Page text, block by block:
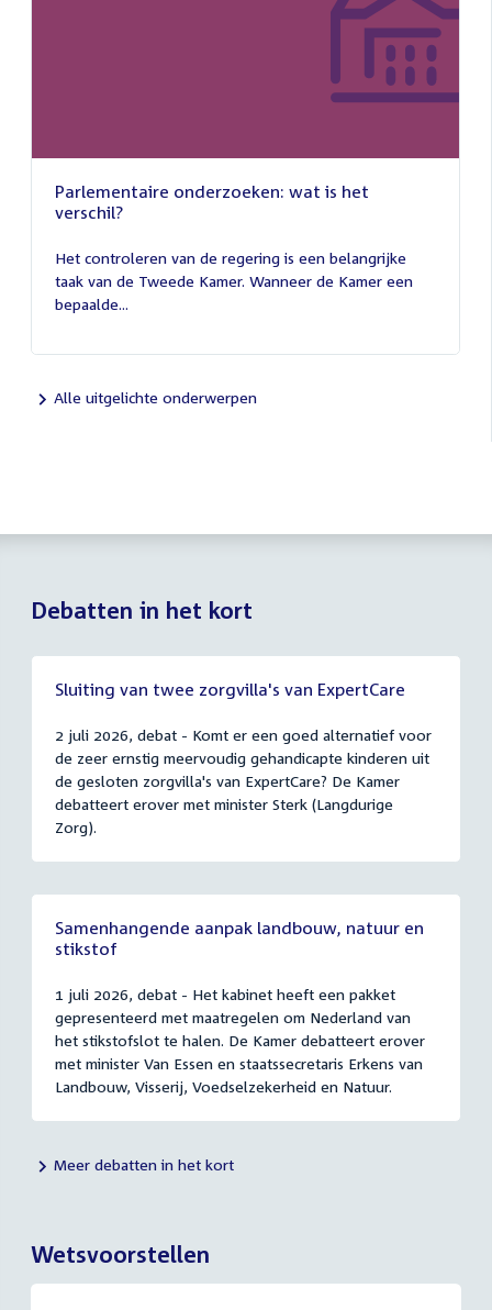
Parlementaire onderzoeken: wat is het
verschil?
juli
2026
Het controleren van de regering is een belangrijke
taak van de Tweede Kamer. Wanneer de Kamer een
bepaalde...
Alle uitgelichte onderwerpen
Debatten in het kort
Sluiting van twee zorgvilla's van ExpertCare
2 juli 2026, debat - Komt er een goed alternatief voor
de zeer ernstig meervoudig gehandicapte kinderen uit
de gesloten zorgvilla's van ExpertCare? De Kamer
debatteert erover met minister Sterk (Langdurige
Zorg).
Samenhangende aanpak landbouw, natuur en
stikstof
1 juli 2026, debat - Het kabinet heeft een pakket
gepresenteerd met maatregelen om Nederland van
het stikstofslot te halen. De Kamer debatteert erover
met minister Van Essen en staatssecretaris Erkens van
Landbouw, Visserij, Voedselzekerheid en Natuur.
Meer debatten in het kort
Wetsvoorstellen